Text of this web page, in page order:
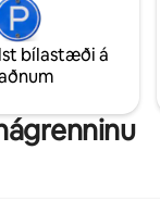
þar
til
til að
bílastæði á